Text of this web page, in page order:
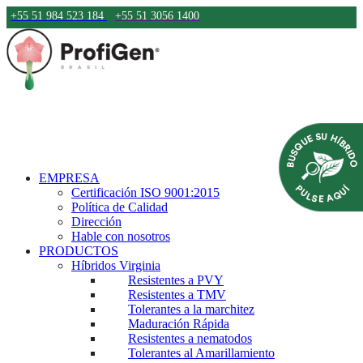
+55 51 984 523 184 +55 51 3056 1400
EMPRESA
Certificación ISO 9001:2015
Política de Calidad
Dirección
Hable con nosotros
PRODUCTOS
Híbridos Virginia
Resistentes a PVY
Resistentes a TMV
Tolerantes a la marchitez
Maduración Rápida
Resistentes a nematodos
Tolerantes al Amarillamiento